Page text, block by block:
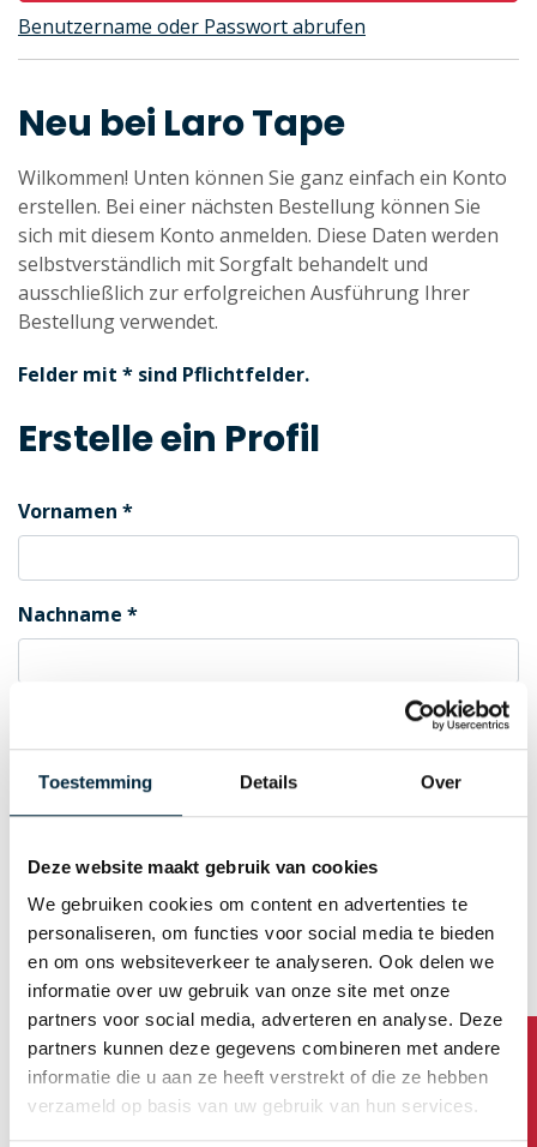
Toestemming Details Over
Deze website maakt gebruik van cookies
We gebruiken cookies om content en advertenties te
personaliseren, om functies voor social media te bieden
en om ons websiteverkeer te analyseren. Ook delen we
informatie over uw gebruik van onze site met onze
partners voor social media, adverteren en analyse. Deze
partners kunnen deze gegevens combineren met andere
informatie die u aan ze heeft verstrekt of die ze hebben
verzameld op basis van uw gebruik van hun services.
Benutzername oder Passwort abrufen
Neu bei Laro Tape
Wilkommen! Unten können Sie ganz einfach ein Konto
erstellen. Bei einer nächsten Bestellung können Sie
sich mit diesem Konto anmelden. Diese Daten werden
selbstverständlich mit Sorgfalt behandelt und
ausschließlich zur erfolgreichen Ausführung Ihrer
Bestellung verwendet.
Felder mit * sind Pflichtfelder.
Erstelle ein Profil
Vornamen
Nachname
Mann
Frau
E-Mail (Benutzername)
Automatische Kennwortgenerierung
Firmenanschrift
Name der Firma